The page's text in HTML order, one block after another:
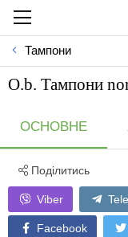
Тампони
O.b. Тампони
ОСНОВНЕ
Поділитись
Viber
Facebook